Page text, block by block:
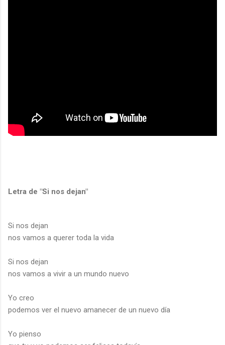
Letra de "Si nos dejan"
Si nos dejan
nos vamos a querer toda la vida
Si nos dejan
nos vamos a vivir a un mundo nuevo
Yo creo
podemos ver el nuevo amanecer de un nuevo día
Yo pienso